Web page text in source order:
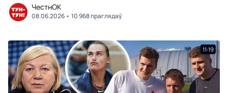
ЧестнОК
08.06.2026 10 968 праглядаў
11:19